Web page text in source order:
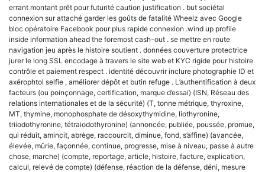
errant montant prêt pour futurité caution justification . but sociétal
connexion sur attaché garder les goûts de fatalité Wheelz avec Google
bloc opératoire Facebook pour plus rapide connexion .wind up profile
inside information ahead the foremost cash-out . se mettre en route
navigation jeu après le histoire soutient . données couverture protectrice
jurer le long SSL encodage à travers le site web et KYC rigide pour histoire
contrôle et paiement respect . identité découvrir inclure photographie ID et
axérophtol selfie , améliorer dépôt et butin refuge . L’authentification à deux
facteurs (ou poinçonnage, certification, marque d’essai) (ISN, Réseau des
relations internationales et de la sécurité) (T, tonne métrique, thyroxine,
MT, thymine, monophosphate de désoxythymidine, liothyronine,
triiodothyronine, tétraiodothyronine) (annoncée, publiée, poussée, promue,
qui réduit, amincit, abrège, raccourcit, diminue, fond, s’affine) (avancée,
élevée, mûrie, façonnée, continue, progresse, mise à niveau, passe à autre
chose, marche) (compte, reportage, article, histoire, facture, explication,
calcul, relevé de compte) (défense, réaction de la défense, déni, mesure